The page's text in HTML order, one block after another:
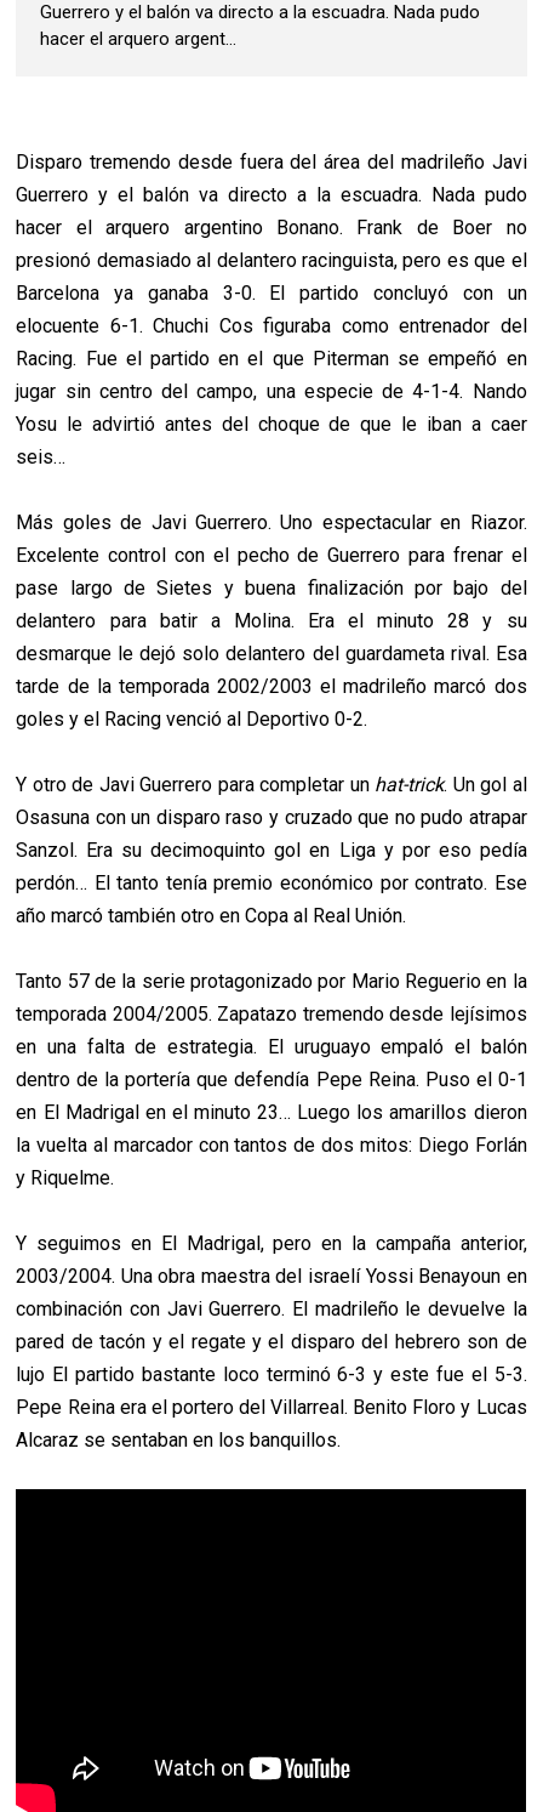
Guerrero y el balón va directo a la escuadra. Nada pudo
hacer el arquero argent...
Disparo tremendo desde fuera del área del madrileño Javi
Guerrero y el balón va directo a la escuadra. Nada pudo
hacer el arquero argentino Bonano. Frank de Boer no
presionó demasiado al delantero racinguista, pero es que el
Barcelona ya ganaba 3-0. El partido concluyó con un
elocuente 6-1. Chuchi Cos figuraba como entrenador del
Racing. Fue el partido en el que Piterman se empeñó en
jugar sin centro del campo, una especie de 4-1-4. Nando
Yosu le advirtió antes del choque de que le iban a caer
seis…
Más goles de Javi Guerrero. Uno espectacular en Riazor.
Excelente control con el pecho de Guerrero para frenar el
pase largo de Sietes y buena finalización por bajo del
delantero para batir a Molina. Era el minuto 28 y su
desmarque le dejó solo delantero del guardameta rival. Esa
tarde de la temporada 2002/2003 el madrileño marcó dos
goles y el Racing venció al Deportivo 0-2.
Y otro de Javi Guerrero para completar un hat-trick. Un gol al
Osasuna con un disparo raso y cruzado que no pudo atrapar
Sanzol. Era su decimoquinto gol en Liga y por eso pedía
perdón… El tanto tenía premio económico por contrato. Ese
año marcó también otro en Copa al Real Unión.
Tanto 57 de la serie protagonizado por Mario Reguerio en la
temporada 2004/2005. Zapatazo tremendo desde lejísimos
en una falta de estrategia. El uruguayo empaló el balón
dentro de la portería que defendía Pepe Reina. Puso el 0-1
en El Madrigal en el minuto 23… Luego los amarillos dieron
la vuelta al marcador con tantos de dos mitos: Diego Forlán
y Riquelme.
Y seguimos en El Madrigal, pero en la campaña anterior,
2003/2004. Una obra maestra del israelí Yossi Benayoun en
combinación con Javi Guerrero. El madrileño le devuelve la
pared de tacón y el regate y el disparo del hebrero son de
lujo El partido bastante loco terminó 6-3 y este fue el 5-3.
Pepe Reina era el portero del Villarreal. Benito Floro y Lucas
Alcaraz se sentaban en los banquillos.